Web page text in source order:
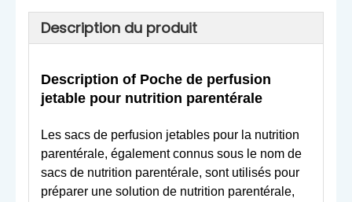
Description du produit
Description of Poche de perfusion
jetable pour nutrition parentérale
Les sacs de perfusion jetables pour la nutrition
parentérale, également connus sous le nom de
sacs de nutrition parentérale, sont utilisés pour
préparer une solution de nutrition parentérale,